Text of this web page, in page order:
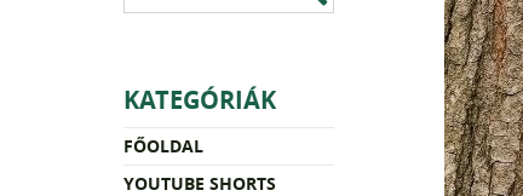
KATEGÓRIÁK
FŐOLDAL
YOUTUBE SHORTS